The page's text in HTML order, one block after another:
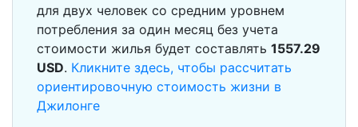
для двух человек со средним уровнем
потребления за один месяц без учета
стоимости жилья будет составлять 1557.29
USD. Кликните здесь, чтобы рассчитать
ориентировочную стоимость жизни в
Джилонге